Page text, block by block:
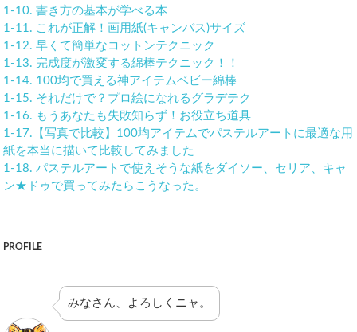
1-10. 書き方の基本が学べる本
1-11. これが正解！画用紙(キャンバス)サイズ
1-12. 早くて簡単なコットンテクニック
1-13. 完成度が激変する綿棒テクニック！！
1-14. 100均で買える神アイテムベビー綿棒
1-15. それだけで？プロ絵になれるグラデテク
1-16. もうあなたも失敗知らず！お役立ち道具
1-17.【写真で比較】100均アイテムでパステルアートに最適な用
紙を本当に描いて比較してみました
1-18. パステルアートで使えそうな紙をダイソー、セリア、キャ
ン★ドゥで買ってみたらこうなった。
PROFILE
みなさん、よろしくニャ。